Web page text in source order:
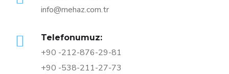
info@mehaz.com.tr
Telefonumuz:
+90 -212-876-29-81
+90 -538-211-27-73